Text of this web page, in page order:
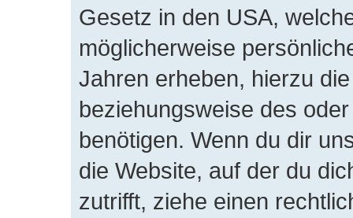
Gesetz in den USA,
möglicherweise
Jahren erheben, hierzu
beziehungsweise des
benötigen. Wenn du dir
die Website, auf der du
zutrifft, ziehe einen